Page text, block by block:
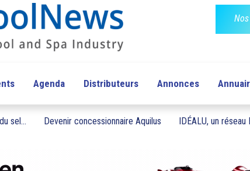
Agenda Distributeurs Annonces
sel... Devenir concessionnaire Aquilus IDÉALU, un